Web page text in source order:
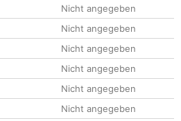
Nicht angegeben
Nicht angegeben
Nicht angegeben
Nicht angegeben
Nicht angegeben
Nicht angegeben